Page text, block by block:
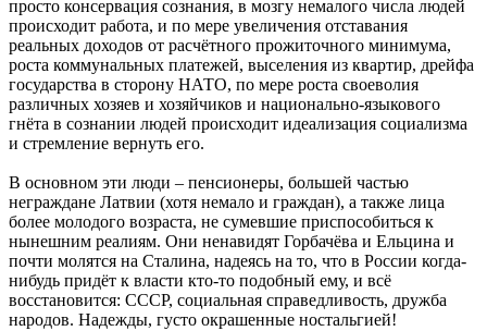
просто консервация сознания, в мозгу немалого числа людей
происходит работа, и по мере увеличения отставания
реальных доходов от расчётного прожиточного минимума,
роста коммунальных платежей, выселения из квартир, дрейфа
государства в сторону НАТО, по мере роста своеволия
различных хозяев и хозяйчиков и национально-языкового
гнёта в сознании людей происходит идеализация социализма
и стремление вернуть его.
В основном эти люди – пенсионеры, большей частью
неграждане Латвии (хотя немало и граждан), а также лица
более молодого возраста, не сумевшие приспособиться к
нынешним реалиям. Они ненавидят Горбачёва и Ельцина и
почти молятся на Сталина, надеясь на то, что в России когда-
нибудь придёт к власти кто-то подобный ему, и всё
восстановится: СССР, социальная справедливость, дружба
народов. Надежды, густо окрашенные ностальгией!